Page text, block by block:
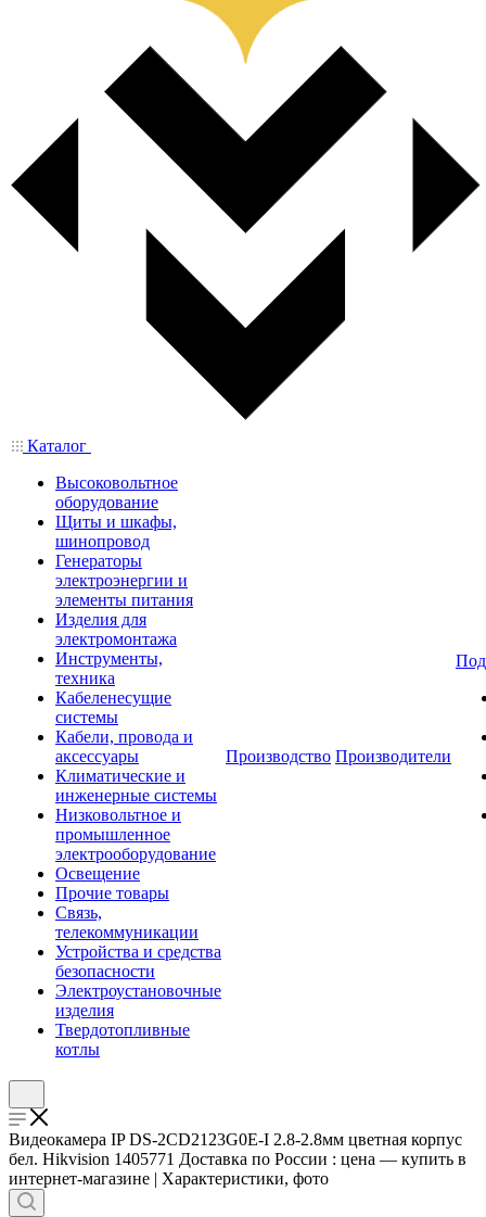
Каталог
Высоковольтное
оборудование
Щиты и шкафы,
шинопровод
Генераторы
электроэнергии и
элементы питания
Изделия для
электромонтажа
Инструменты,
техника
Кабеленесущие
системы
Кабели, провода и
аксессуары
Климатические и
инженерные системы
Низковольтное и
промышленное
электрооборудование
Освещение
Прочие товары
Связь,
телекоммуникации
Устройства и средства
безопасности
Электроустановочные
изделия
Твердотопливные
котлы
Производство Производители
Видеокамера IP DS-2CD2123G0E-I 2.8-2.8мм цветная корпус
бел. Hikvision 1405771 Доставка по России : цена — купить в
интернет-магазине | Характеристики, фото